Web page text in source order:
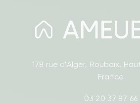
178 rue d'Alger, Roubaix,
France
03 20 37 87 66